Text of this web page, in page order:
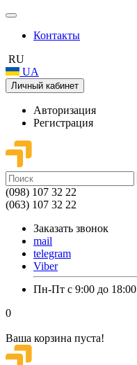
Контакты
RU
UA
Личный кабинет
Авторизация
Регистрация
(098) 107 32 22
(063) 107 32 22
Заказать звонок
mail
telegram
Viber
Пн-Пт с 9:00 до 18:00
0
Ваша корзина пуста!